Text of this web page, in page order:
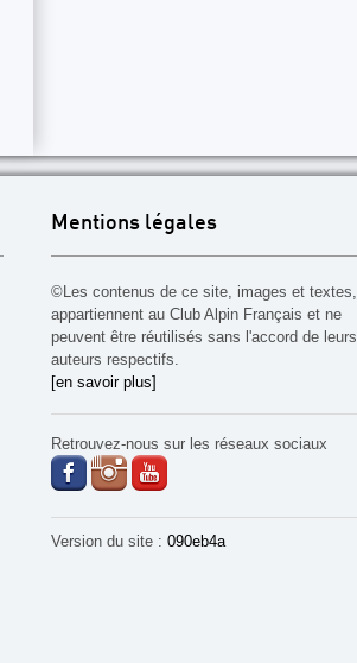
Mentions légales
©Les contenus de ce site, images et textes,
appartiennent au Club Alpin Français et ne
peuvent être réutilisés sans l'accord de leurs
auteurs respectifs.
[en savoir plus]
Retrouvez-nous sur les réseaux sociaux
Version du site : 090eb4a